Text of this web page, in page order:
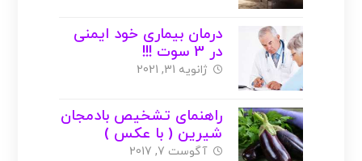
درمان بیماری خود ایمنی
در 3 سوت !!!
ژانویه 31, 2021
راهنمای تشخیص بادمجان
شیرین ( با عکس )
آگوست 7, 2017